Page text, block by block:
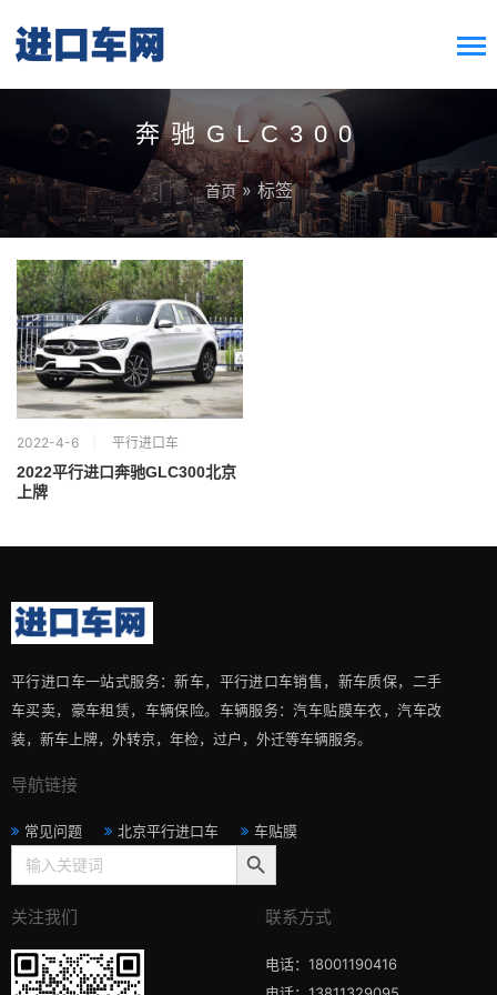
奔驰GLC300
首页 » 标签
2022-4-6 平行进口车
2022平行进口奔驰GLC300北京
上牌
平行进口车一站式服务：新车，平行进口车销售，新车质保，二手
车买卖，豪车租赁，车辆保险。车辆服务：汽车贴膜车衣，汽车改
装，新车上牌，外转京，年检，过户，外迁等车辆服务。
导航链接
常见问题 北京平行进口车
车贴膜
Search
for:
搜索按钮
关注我们 联系方式
电话：18001190416